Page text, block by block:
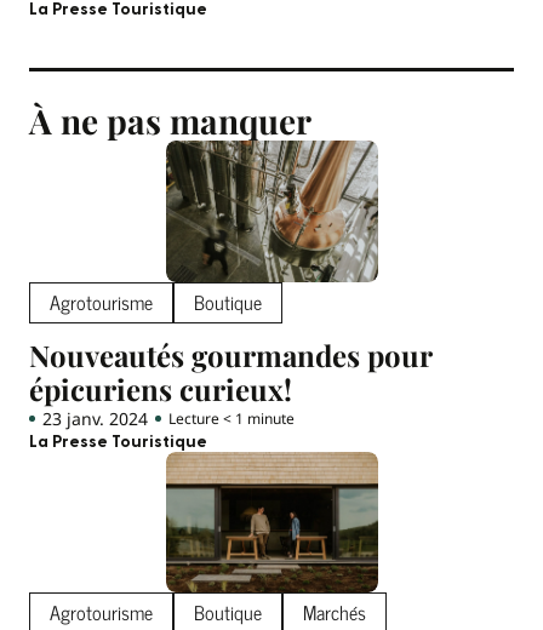
La Presse Touristique
À ne pas manquer
Agrotourisme Boutique
Nouveautés gourmandes pour
épicuriens curieux!
23 janv. 2024 Lecture < 1 minute
La Presse Touristique
Agrotourisme Boutique Marchés